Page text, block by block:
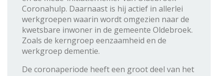
Coronahulp. Daarnaast is hij actief in allerlei
werkgroepen waarin wordt omgezien naar de
kwetsbare inwoner in de gemeente Oldebroek.
Zoals de kerngroep eenzaamheid en de
werkgroep dementie.
De coronaperiode heeft een groot deel van het